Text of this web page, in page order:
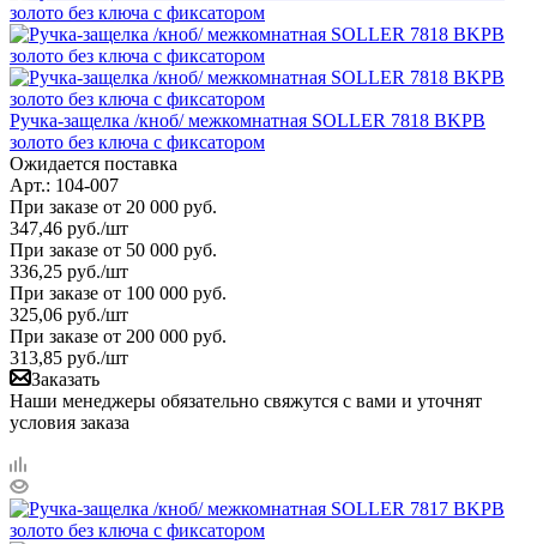
Ручка-защелка /кноб/ межкомнатная SOLLER 7818 BKPB
золото без ключа с фиксатором
Ожидается поставка
Арт.: 104-007
При заказе от 20 000 руб.
347,46 руб./шт
При заказе от 50 000 руб.
336,25 руб./шт
При заказе от 100 000 руб.
325,06 руб./шт
При заказе от 200 000 руб.
313,85 руб./шт
Заказать
Наши менеджеры обязательно свяжутся с вами и уточнят
условия заказа